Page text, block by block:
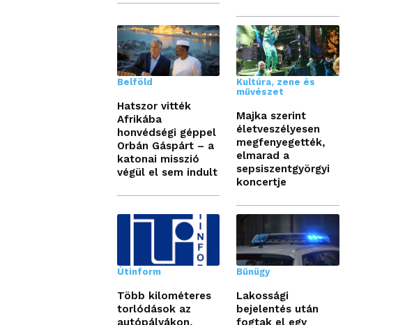
Belföld
Hatszor vitték
Afrikába
honvédségi géppel
Orbán Gáspárt – a
katonai misszió
végül el sem indult
Kultúra, zene és
művészet
Majka szerint
életveszélyesen
megfenyegették,
elmarad a
sepsiszentgyörgyi
koncertje
Útinform
Több kilométeres
torlódások az
autópályákon,
Bűnügy
Lakossági
bejelentés után
fogtak el egy